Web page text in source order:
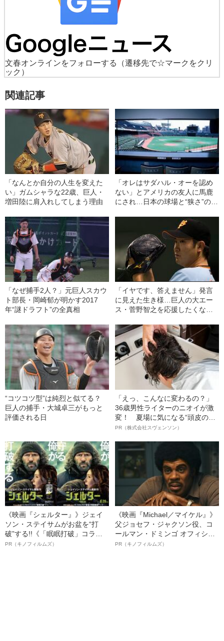
文春オンラインをフォローする
（遷移先で☆マークをクリ
ック）
関連記事
「なんとか自分の人生を変えた
い」ガムシャラな22歳、巨人・
増田陸に肩入れしてしまう理由
「オレはサダハル・オーを認め
ない」とアメリカの友人に馬鹿
にされ…日本の球場と“狭さ”の物
「なぜ捕手2人？」元巨人スカウ
ト部長・岡崎郁が明かす2017
年“謎ドラフト”の全真相
「イヤです、答えません」発言
に見えた生き様…巨人の大エー
ス・菅野智之を応援したくなる
“コツコツ型”は純烈と似てる？
巨人の捕手・大城卓三がもっと
評価される日
「えっ、こんなに変わるの？」
36歳男性ライターのニオイが激
変！ 夏場に気になる“頭皮のニ
オイ”や“ベタつき”を解消す
ト”が生み出した徹底ケアとは
PR（株式会社スヴェンソン）
《映画『シェルター』》ジェイ
ソン・ステイサムがお盆を“打
破”する!!《「眠眠打破」コラ
ボ》
PR（キノフィルムズ）
《映画『Michael／マイケル』》
父ジョセフ・ジャクソン役、コ
ールマン・ドミンゴ オフィシャ
ルインタビュー“観客を魅了した
PR（キノフィルムズ）